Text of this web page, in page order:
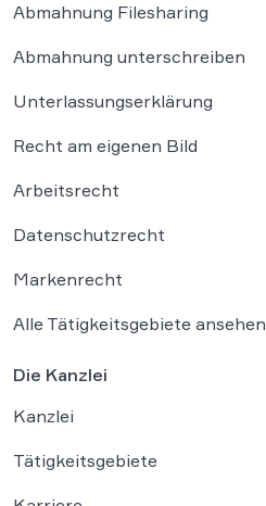
Abmahnung Filesharing
Abmahnung unterschreiben
Unterlassungserklärung
Recht am eigenen Bild
Arbeitsrecht
Datenschutzrecht
Markenrecht
Alle Tätigkeitsgebiete ansehen
Die Kanzlei
Kanzlei
Tätigkeitsgebiete